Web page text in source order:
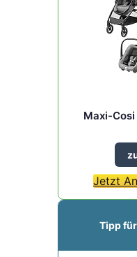
Maxi-
Jetzt
Tipp